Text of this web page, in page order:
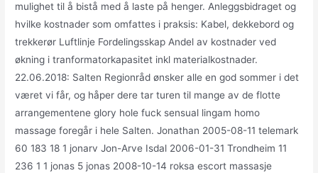
mulighet til å bistå med å laste på henger. Anleggsbidraget og
hvilke kostnader som omfattes i praksis: Kabel, dekkebord og
trekkerør Luftlinje Fordelingsskap Andel av kostnader ved
økning i tranformatorkapasitet inkl materialkostnader.
22.06.2018: Salten Regionråd ønsker alle en god sommer i det
været vi får, og håper dere tar turen til mange av de flotte
arrangementene glory hole fuck sensual lingam homo
massage foregår i hele Salten. Jonathan 2005-08-11 telemark
60 183 18 1 jonarv Jon-Arve Isdal 2006-01-31 Trondheim 11
236 1 1 jonas 5 jonas 2008-10-14 roksa escort massasje